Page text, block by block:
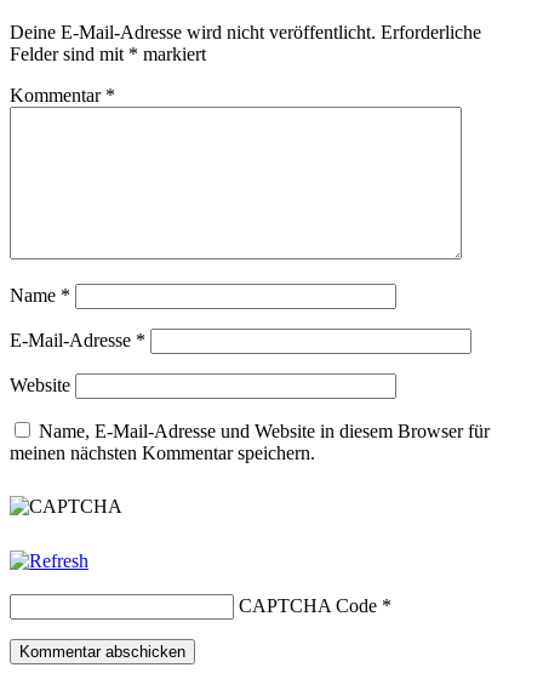
Deine E-Mail-Adresse wird nicht veröffentlicht. Erforderliche
Felder sind mit * markiert
Kommentar *
Name *
E-Mail-Adresse *
Website
Name, E-Mail-Adresse und Website in diesem Browser für
meinen nächsten Kommentar speichern.
CAPTCHA Code *